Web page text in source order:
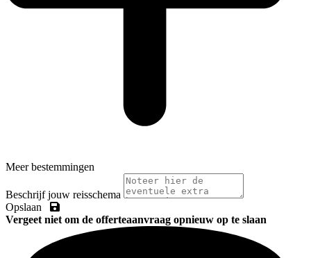
Meer bestemmingen
Beschrijf jouw reisschema
Opslaan
Vergeet niet om de offerteaanvraag opnieuw op te slaan